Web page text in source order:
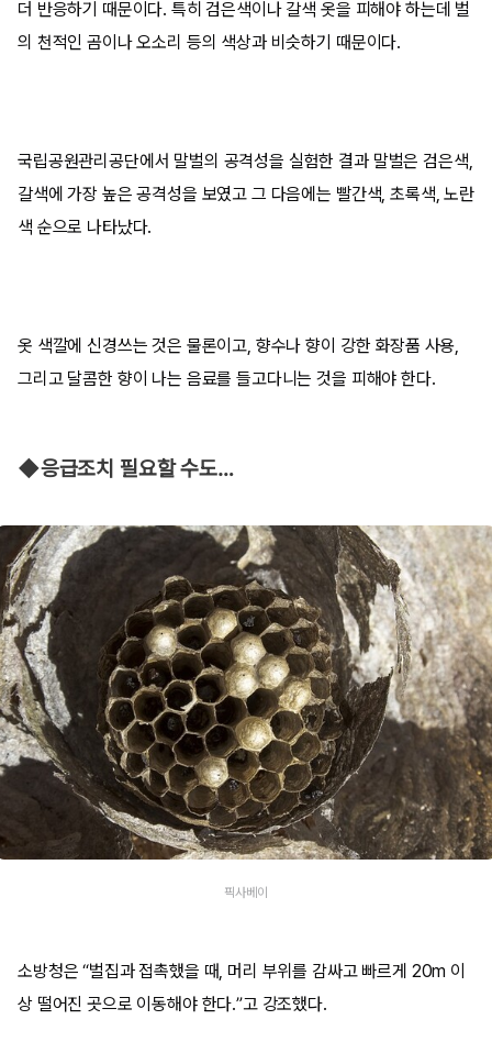
더 반응하기 때문이다. 특히 검은색이나 갈색 옷을 피해야 하는데 벌
의 천적인 곰이나 오소리 등의 색상과 비슷하기 때문이다.
국립공원관리공단에서 말벌의 공격성을 실험한 결과 말벌은 검은색,
갈색에 가장 높은 공격성을 보였고 그 다음에는 빨간색, 초록색, 노란
색 순으로 나타났다.
옷 색깔에 신경쓰는 것은 물론이고, 향수나 향이 강한 화장품 사용,
그리고 달콤한 향이 나는 음료를 들고다니는 것을 피해야 한다.
◆응급조치 필요할 수도…
픽사베이
소방청은 “벌집과 접촉했을 때, 머리 부위를 감싸고 빠르게 20m 이
상 떨어진 곳으로 이동해야 한다.”고 강조했다.